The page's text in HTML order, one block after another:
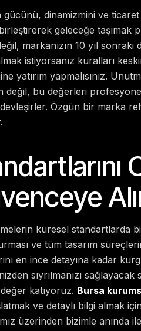
gücünü, dinamizmini ve ticaret
geleceğe taşımak
markanızın 10 yıl
istiyorsanız kuralları
yatırım yapmalısınız.
değil, bu değerleri
Özgün bir marka
küresel standartlarda
ve tüm tasarım
en ince detayına kadar
sıyrılmanızı sağlayacak
katıyoruz. Bursa
ve detaylı bilgi almak
üzerinden bizimle anında